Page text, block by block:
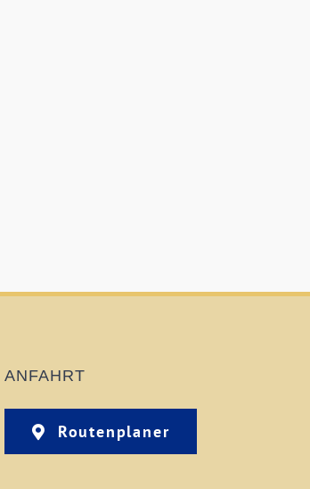
ANFAHRT
Routenplaner